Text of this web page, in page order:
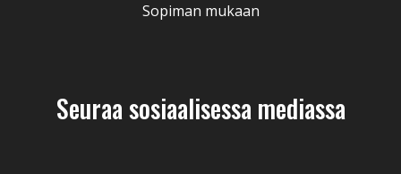
Sopiman mukaan
Seuraa sosiaalisessa mediassa